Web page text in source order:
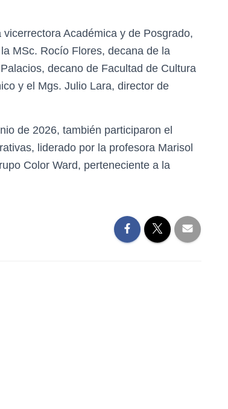
Académica y de Posgrado,
MSc. Rocío Flores, decana de la
decano de Facultad de Cultura
y el Mgs. Julio Lara, director de
de 2026, también participaron el
liderado por la profesora Marisol
Color Ward, perteneciente a la